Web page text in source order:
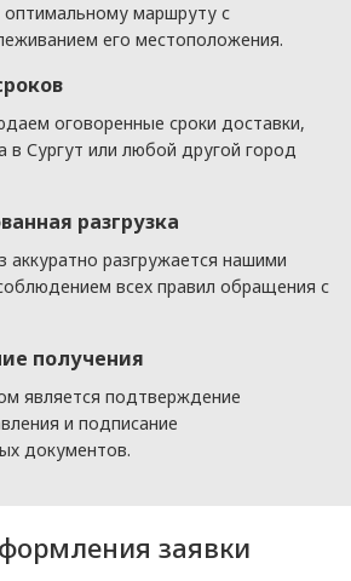
оптимальному маршруту с
его местоположения.
оговоренные сроки доставки,
в Сургут или любой другой город
разгрузка
аккуратно разгружается нашими
всех правил обращения с
получения
является подтверждение
и подписание
документов.
заявки